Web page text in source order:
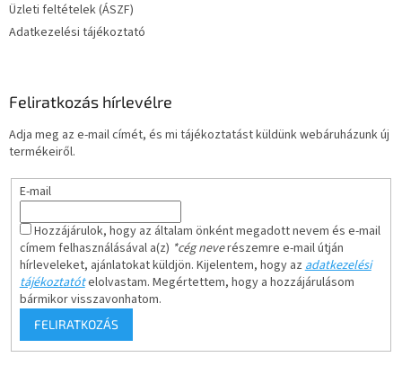
Üzleti feltételek (ÁSZF)
Adatkezelési tájékoztató
Feliratkozás hírlevélre
Adja meg az e-mail címét, és mi tájékoztatást küldünk webáruházunk új
termékeiről.
E-mail
Hozzájárulok, hogy az általam önként megadott nevem és e-mail
címem felhasználásával a(z) *cég neverészemre e-mail útján
hírleveleket, ajánlatokat küldjön. Kijelentem, hogy azadatkezelési
tájékoztatótelolvastam. Megértettem, hogy a hozzájárulásom
bármikor visszavonhatom.
FELIRATKOZÁS